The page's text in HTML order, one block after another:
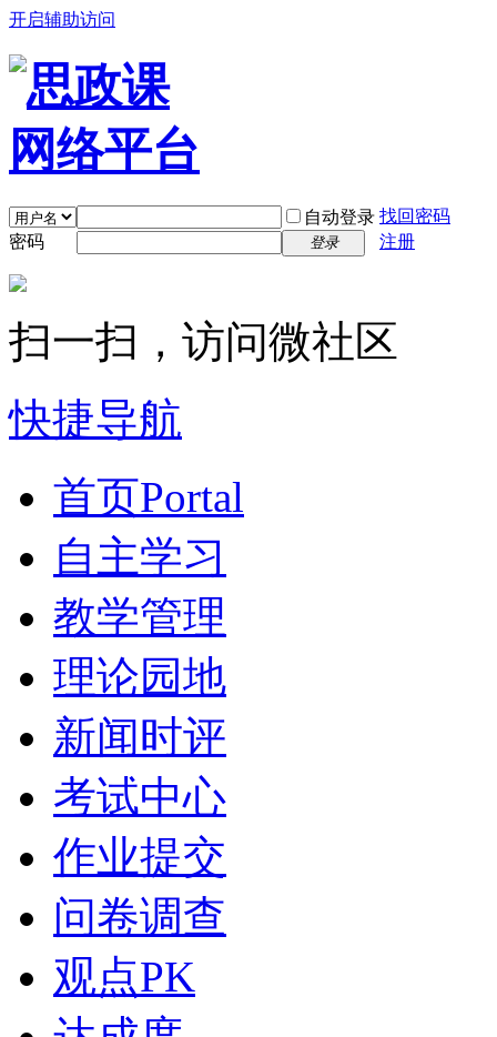
开启辅助访问
自动登录 找回密码
密码
登录 注册
扫一扫，访问微社区
快捷导航
首页Portal
自主学习
教学管理
理论园地
新闻时评
考试中心
作业提交
问卷调查
观点PK